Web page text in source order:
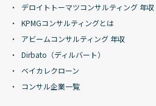
デロイトトーマツコンサルティング 年収
KPMGコンサルティングとは
アビームコンサルティング 年収
Dirbato（ディルバート）
ベイカレクローン
コンサル企業一覧